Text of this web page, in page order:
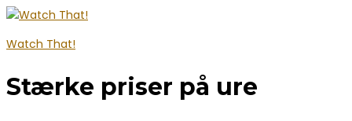
Watch That!
Stærke priser på ure